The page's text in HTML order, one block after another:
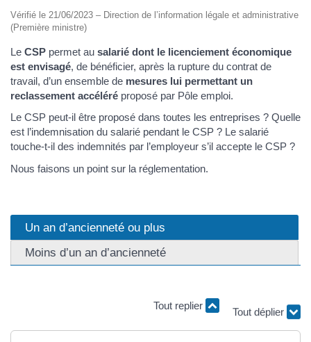
Vérifié le 21/06/2023 – Direction de l’information légale et administrative
(Première ministre)
Le CSP permet au salarié dont le licenciement économique
est envisagé, de bénéficier, après la rupture du contrat de
travail, d’un ensemble de mesures lui permettant un
reclassement accéléré proposé par Pôle emploi.
Le CSP peut-il être proposé dans toutes les entreprises ? Quelle
est l’indemnisation du salarié pendant le CSP ? Le salarié
touche-t-il des indemnités par l’employeur s’il accepte le CSP ?
Nous faisons un point sur la réglementation.
Un an d’ancienneté ou plus
Moins d’un an d’ancienneté
Tout replier
Tout déplier